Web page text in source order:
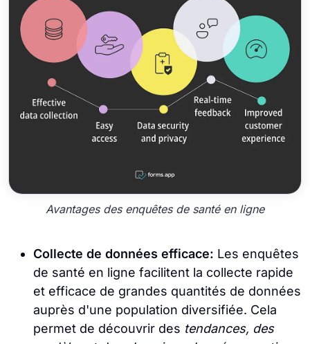
Avantages des enquêtes de santé en ligne
Collecte de données efficace: Les enquêtes
de santé en ligne facilitent la collecte rapide
et efficace de grandes quantités de données
auprès d'une population diversifiée. Cela
permet de découvrir des tendances, des